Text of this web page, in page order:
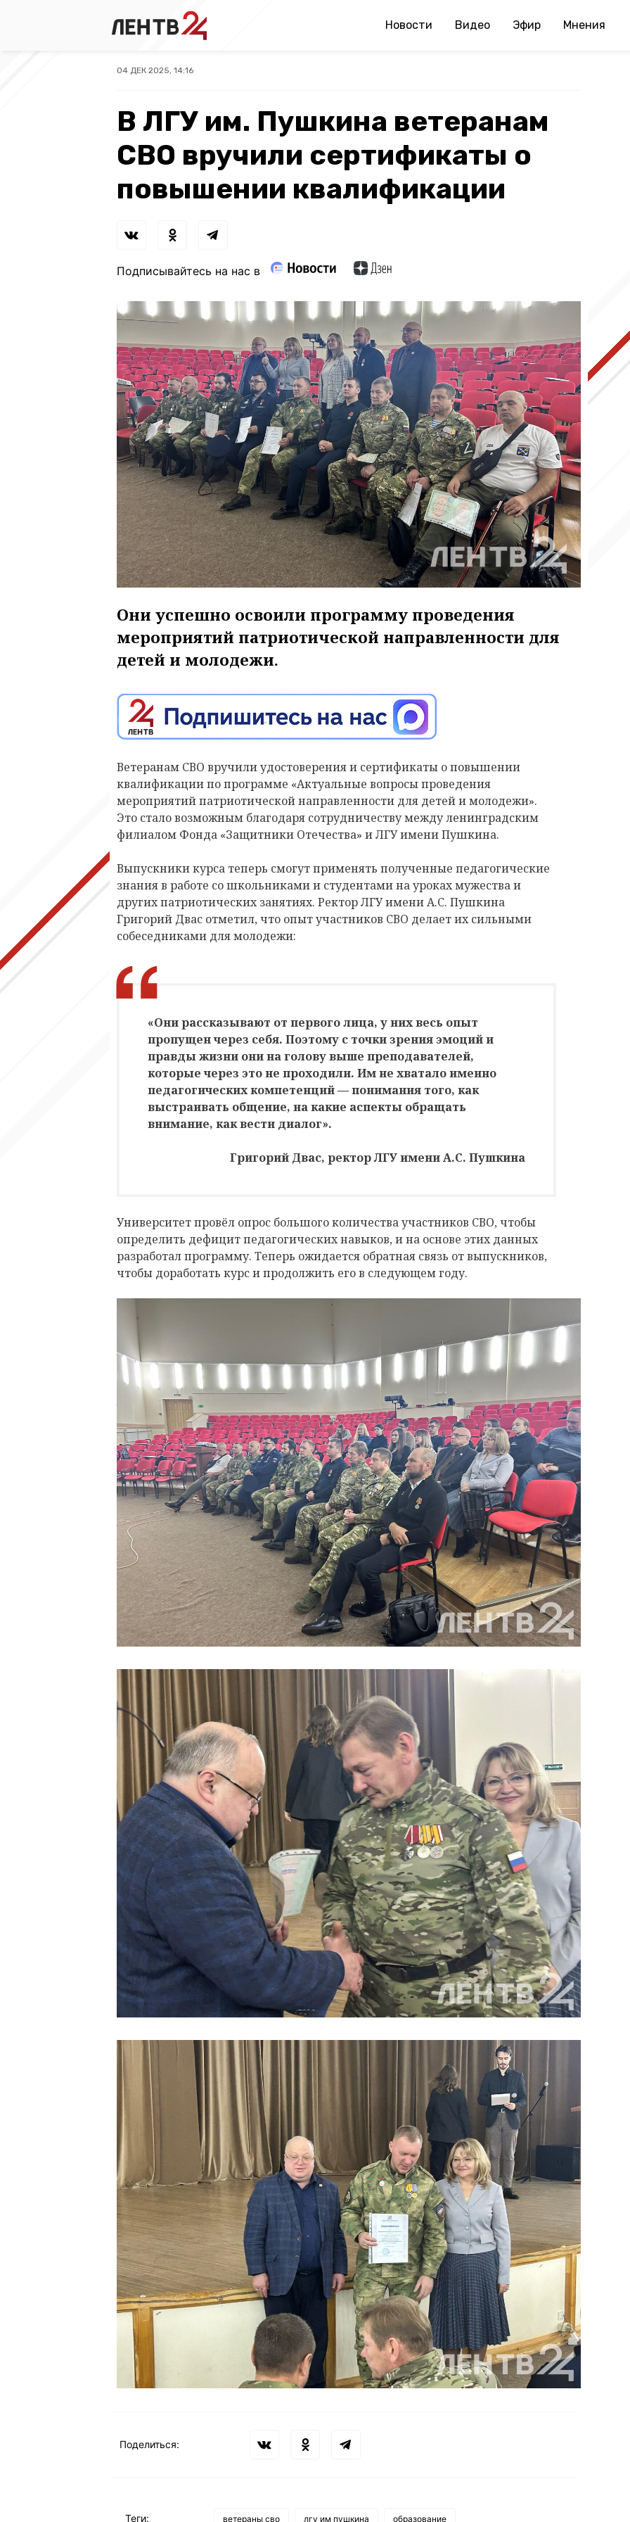
Новости Видео Эфир Мнения
04 ДЕК 2025, 14:16
В ЛГУ им. Пушкина ветеранам
СВО вручили сертификаты о
повышении квалификации
Подписывайтесь на нас в
Они успешно освоили программу проведения
мероприятий патриотической направленности для
детей и молодежи.
Ветеранам СВО вручили удостоверения и сертификаты о повышении
квалификации по программе «Актуальные вопросы проведения
мероприятий патриотической направленности для детей и молодежи».
Это стало возможным благодаря сотрудничеству между ленинградским
филиалом Фонда «Защитники Отечества» и ЛГУ имени Пушкина.
Выпускники курса теперь смогут применять полученные педагогические
знания в работе со школьниками и студентами на уроках мужества и
других патриотических занятиях. Ректор ЛГУ имени А.С. Пушкина
Григорий Двас отметил, что опыт участников СВО делает их сильными
собеседниками для молодежи:
«Они рассказывают от первого лица, у них весь опыт
пропущен через себя. Поэтому с точки зрения эмоций и
правды жизни они на голову выше преподавателей,
которые через это не проходили. Им не хватало именно
педагогических компетенций — понимания того, как
выстраивать общение, на какие аспекты обращать
внимание, как вести диалог».
Григорий Двас, ректор ЛГУ имени А.С. Пушкина
Университет провёл опрос большого количества участников СВО, чтобы
определить дефицит педагогических навыков, и на основе этих данных
разработал программу. Теперь ожидается обратная связь от выпускников,
чтобы доработать курс и продолжить его в следующем году.
Поделиться:
Теги: ветераны сво лгу им пушкина образование